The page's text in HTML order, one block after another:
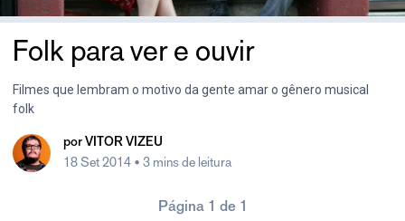
Folk para ver e ouvir
Filmes que lembram o motivo da gente amar o gênero musical
folk
por VITOR VIZEU
18 Set 2014 • 3 mins de leitura
Página 1 de 1